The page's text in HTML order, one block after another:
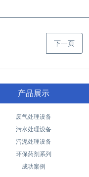
下一页
产品展示
废气处理设备
污水处理设备
污泥处理设备
环保药剂系列
成功案例